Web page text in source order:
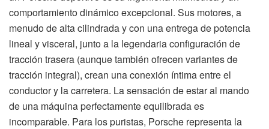
comportamiento dinámico excepcional. Sus motores, a
menudo de alta cilindrada y con una entrega de potencia
lineal y visceral, junto a la legendaria configuración de
tracción trasera (aunque también ofrecen variantes de
tracción integral), crean una conexión íntima entre el
conductor y la carretera. La sensación de estar al mando
de una máquina perfectamente equilibrada es
incomparable. Para los puristas, Porsche representa la